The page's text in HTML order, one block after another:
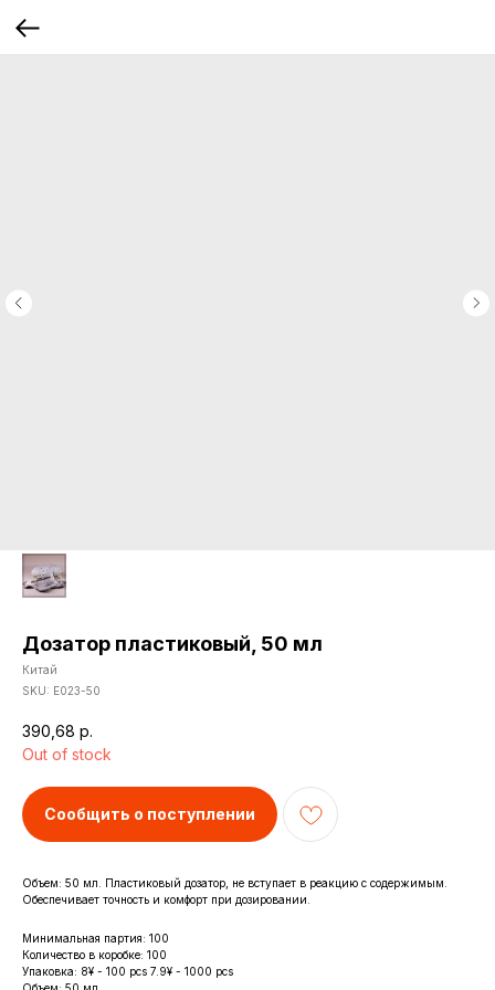
Дозатор пластиковый, 50 мл
Китай
SKU: Е023-50
390,68 р.
Out of stock
Сообщить о поступлении
Объем: 50 мл. Пластиковый дозатор, не вступает в реакцию с содержимым.
Обеспечивает точность и комфорт при дозировании.
Минимальная партия: 100
Количество в коробке: 100
Упаковка: 8¥ - 100 pcs 7.9¥ - 1000 pcs